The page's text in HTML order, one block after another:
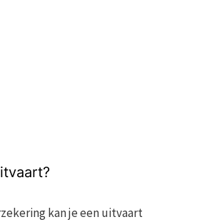
kan je een uitvaart